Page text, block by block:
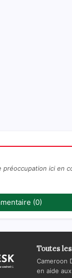
ici en
(0)
Toutes
Cameroon
en aide